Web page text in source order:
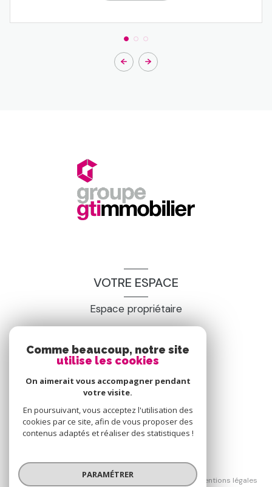
VOTRE ESPACE
Espace propriétaire
SE CONNECTER
© 2026 | Tous droits réservés
Nos honoraires
Nos partenaires Mentions légales
Comme beaucoup, notre site
utilise les cookies
On aimerait vous accompagner pendant
votre visite.
En poursuivant, vous acceptez l'utilisation des
cookies par ce site, afin de vous proposer des
contenus adaptés et réaliser des statistiques !
PARAMÉTRER